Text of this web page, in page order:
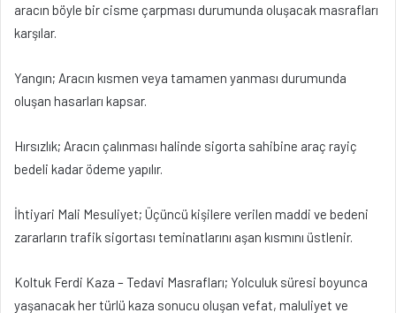
aracın böyle bir cisme çarpması durumunda oluşacak masrafları
karşılar.
Yangın; Aracın kısmen veya tamamen yanması durumunda
oluşan hasarları kapsar.
Hırsızlık; Aracın çalınması halinde sigorta sahibine araç rayiç
bedeli kadar ödeme yapılır.
İhtiyari Mali Mesuliyet; Üçüncü kişilere verilen maddi ve bedeni
zararların trafik sigortası teminatlarını aşan kısmını üstlenir.
Koltuk Ferdi Kaza – Tedavi Masrafları; Yolculuk süresi boyunca
yaşanacak her türlü kaza sonucu oluşan vefat, maluliyet ve